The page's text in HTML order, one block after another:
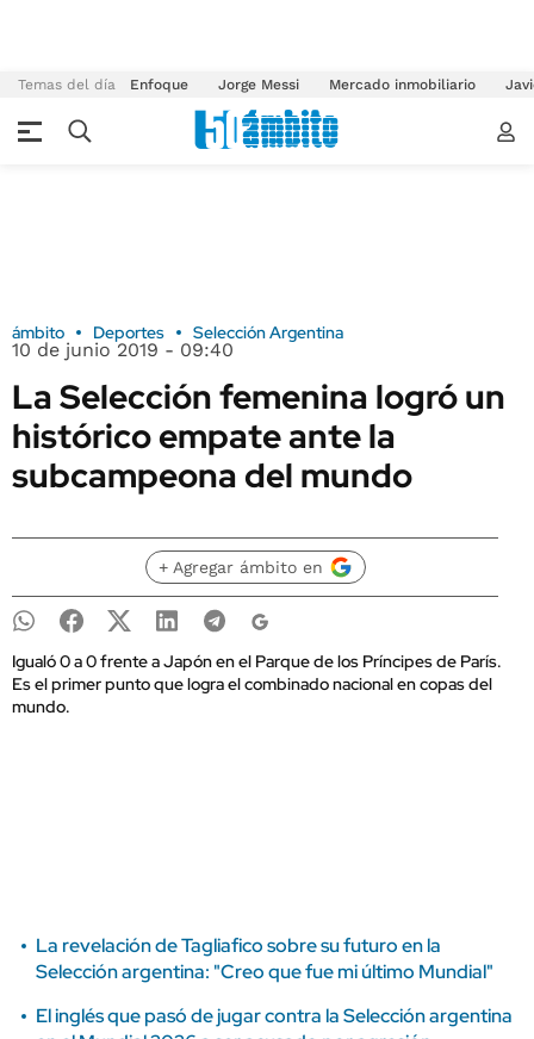
Temas del día Enfoque Jorge Messi Mercado inmobiliario
ámbito Deportes Selección Argentina
10 de junio 2019 - 09:40
La Selección femenina logró un
histórico empate ante la
subcampeona del mundo
+ Agregar ámbito en
Igualó 0 a 0 frente a Japón en el Parque de los Príncipes de París.
Es el primer punto que logra el combinado nacional en copas del
mundo.
La revelación de Tagliafico sobre su futuro en la
Selección argentina: "Creo que fue mi último Mundial"
El inglés que pasó de jugar contra la Selección argentina